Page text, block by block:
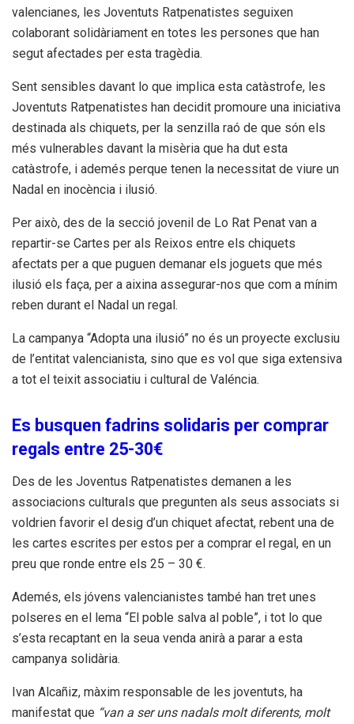
valencianes, les Joventuts Ratpenatistes seguixen
colaborant solidàriament en totes les persones que han
segut afectades per esta tragèdia.
Sent sensibles davant lo que implica esta catàstrofe, les
Joventuts Ratpenatistes han decidit promoure una iniciativa
destinada als chiquets, per la senzilla raó de que són els
més vulnerables davant la misèria que ha dut esta
catàstrofe, i ademés perque tenen la necessitat de viure un
Nadal en inocència i ilusió.
Per això, des de la secció jovenil de Lo Rat Penat van a
repartir-se Cartes per als Reixos entre els chiquets
afectats per a que puguen demanar els joguets que més
ilusió els faça, per a aixina assegurar-nos que com a mínim
reben durant el Nadal un regal.
La campanya “Adopta una ilusió” no és un proyecte exclusiu
de l’entitat valencianista, sino que es vol que siga extensiva
a tot el teixit associatiu i cultural de Valéncia.
Es busquen fadrins solidaris per comprar
regals entre 25-30€
Des de les Joventus Ratpenatistes demanen a les
associacions culturals que pregunten als seus associats si
voldrien favorir el desig d’un chiquet afectat, rebent una de
les cartes escrites per estos per a comprar el regal, en un
preu que ronde entre els 25 – 30 €.
Ademés, els jóvens valencianistes també han tret unes
polseres en el lema “El poble salva al poble”, i tot lo que
s’esta recaptant en la seua venda anirà a parar a esta
campanya solidària.
Ivan Alcañiz, màxim responsable de les joventuts, ha
manifestat que “van a ser uns nadals molt diferents, molt